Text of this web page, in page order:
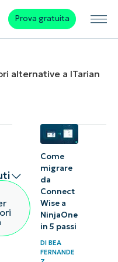
Prova gratuita
alternative a ITarian
Come
migrare
da
Connect
Wise a
NinjaOne
in 5 passi
DIBEA
FERNANDE